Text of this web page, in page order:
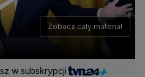
Zobacz cały materiał
w subskrypcji